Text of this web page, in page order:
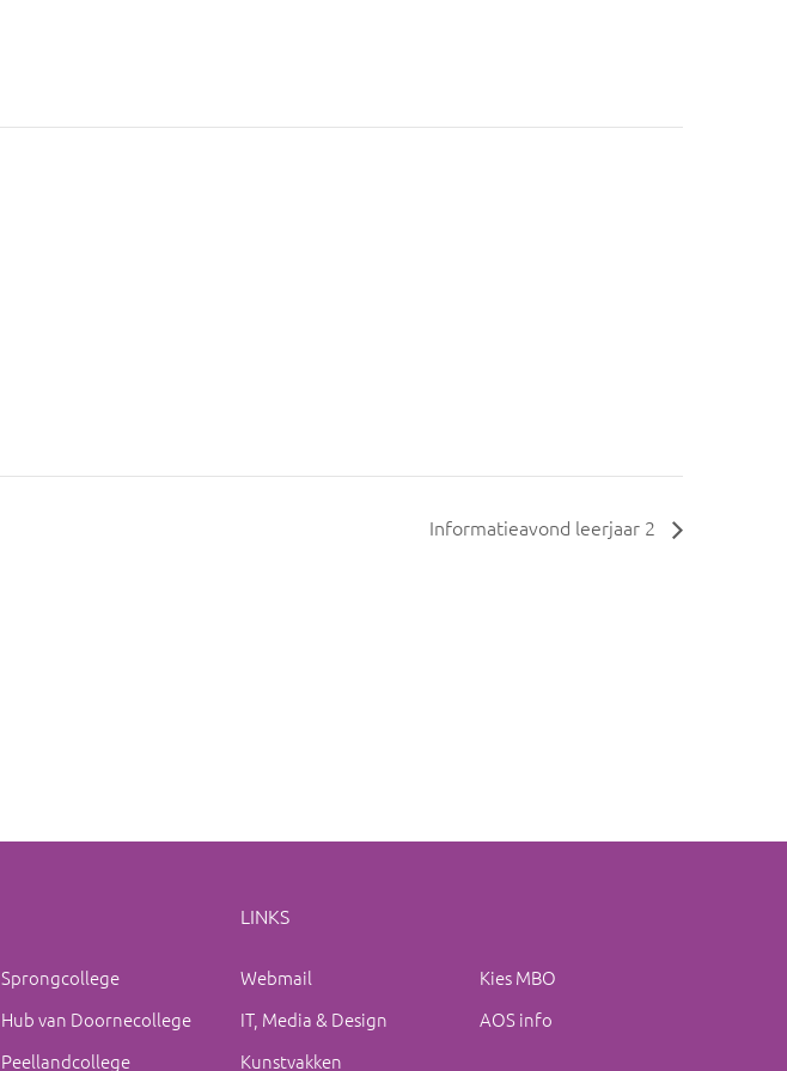
Informatieavond leerjaar 2
Sprongcollege
Hub van Doornecollege
Peellandcollege
LINKS
Webmail
IT, Media & Design
Kunstvakken
Kies MBO
AOS info